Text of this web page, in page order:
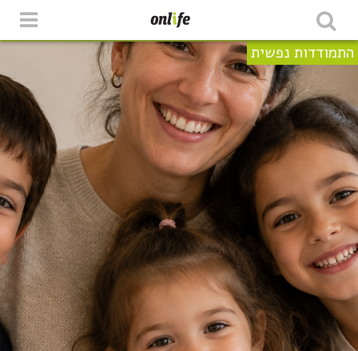
התמודדות נפשית